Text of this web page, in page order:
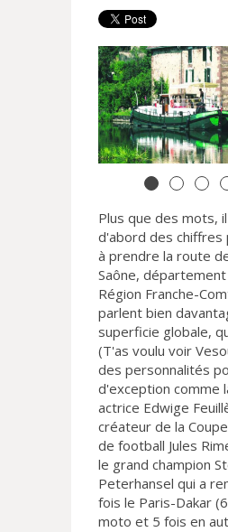
Plus que des mots,
d'abord des chiffres
à prendre la route
Saône,
Région Franche-
parlent bien
superficie globale,
(T'as voulu voir
des personnalités
d'exception comme
actrice Edwige
créateur de la
de football Jules
le grand champion
Peterhansel qui a
fois le Paris-Dakar
moto et 5 fois en